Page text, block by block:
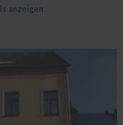
anzeigen